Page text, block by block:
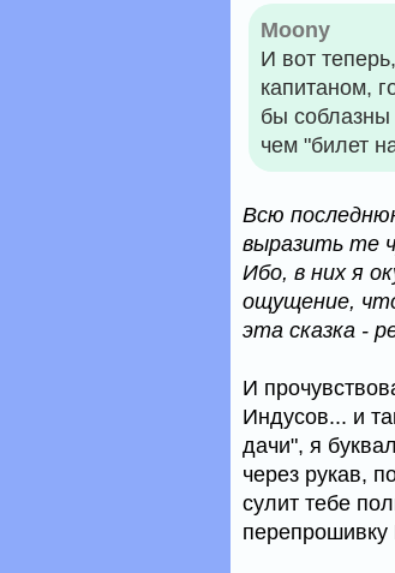
Moony
И вот
капитаном,
бы
чем "билет
Всю
выразить те
Ибо, в них я
ощущение,
эта сказка -
И
Индусов... и
дачи", я
через рукав,
сулит тебе